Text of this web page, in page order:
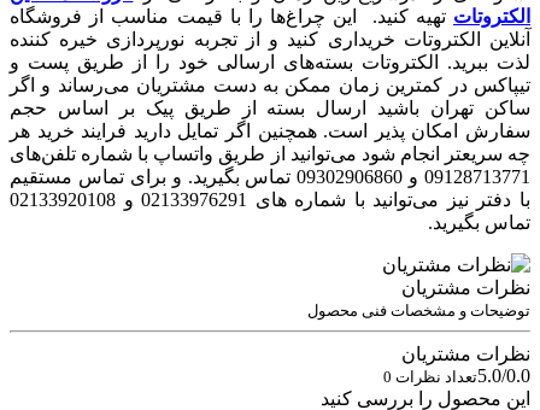
الکتروتات تهیه کنید. این چراغ‌ها را با قیمت مناسب از فروشگاه
آنلاین الکتروتات خریداری کنید و از تجربه نورپردازی خیره کننده
لذت ببرید. الکتروتات بسته‌های ارسالی خود را از طریق پست و
تیپاکس در کمترین زمان ممکن به دست مشتریان می‌رساند و اگر
ساکن تهران باشید ارسال بسته از طریق پیک بر اساس حجم
سفارش امکان پذیر است. همچنین اگر تمایل دارید فرایند خرید هر
چه سریعتر انجام شود می‌توانید از طریق واتساپ با شماره‌ تلفن‌های
09128713771 و 09302906860 تماس بگیرید. و برای تماس مستقیم
با دفتر نیز می‌توانید با شماره های 02133976291 و 02133920108
تماس بگیرید.
نظرات مشتریان
توضیحات و مشخصات فنی محصول
نظرات مشتریان
5.0/0.0تعداد نظرات 0
این محصول را بررسی کنید